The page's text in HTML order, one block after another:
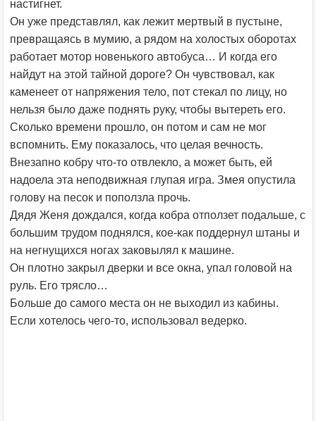
настигнет.
Он уже представлял, как лежит мертвый в пустыне,
превращаясь в мумию, а рядом на холостых оборотах
работает мотор новенького автобуса… И когда его
найдут на этой тайной дороге? Он чувствовал, как
каменеет от напряжения тело, пот стекал по лицу, но
нельзя было даже поднять руку, чтобы вытереть его.
Сколько времени прошло, он потом и сам не мог
вспомнить. Ему показалось, что целая вечность.
Внезапно кобру что-то отвлекло, а может быть, ей
надоела эта неподвижная глупая игра. Змея опустила
голову на песок и поползла прочь.
Дядя Женя дождался, когда кобра отползет подальше, с
большим трудом поднялся, кое-как поддернул штаны и
на негнущихся ногах заковылял к машине.
Он плотно закрыл дверки и все окна, упал головой на
руль. Его трясло…
Больше до самого места он не выходил из кабины.
Если хотелось чего-то, использовал ведерко.